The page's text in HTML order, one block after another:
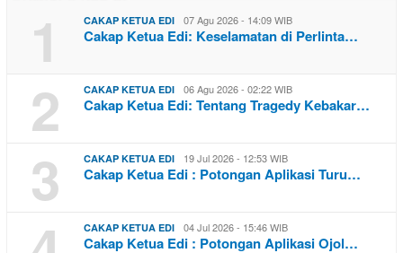
1 CAKAP KETUA EDI 07 Agu 2026 - 14:09 WIB
Cakap Ketua Edi: Keselamatan di Perlinta…
2 CAKAP KETUA EDI 06 Agu 2026 - 02:22 WIB
Cakap Ketua Edi: Tentang Tragedy Kebakar…
3 CAKAP KETUA EDI 19 Jul 2026 - 12:53 WIB
Cakap Ketua Edi : Potongan Aplikasi Turu…
CAKAP KETUA EDI 04 Jul 2026 - 15:46 WIB
Cakap Ketua Edi : Potongan Aplikasi Ojol…